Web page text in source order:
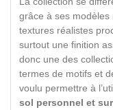
grâce à ses
textures réalistes
surtout une finition
donc une des
termes de motifs et
voulu permettre à
sol personnel et